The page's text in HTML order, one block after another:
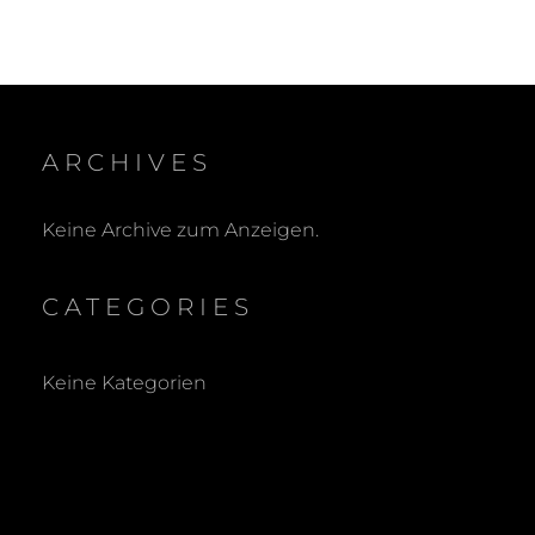
ARCHIVES
Keine Archive zum Anzeigen.
CATEGORIES
Keine Kategorien